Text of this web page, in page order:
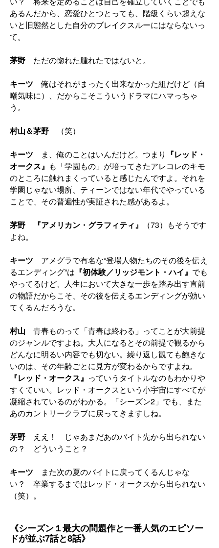
あるんだから、恋愛ひとつとっても、階級くらい超えな
いと旧態然とした自分のブレイクスルーにはならないっ
て。
茅野 ただの惚れた腫れたではないと。
キーツ 俺はそれがまったく出来なかった組だけど（自
嘲気味に）、だからこそこういうドラマにハマっちゃ
う。
村山＆茅野 （笑）
キーツ ま、俺のことはいんだけど。つまり 『レッド・
オークス』 も「学園もの」が培ってきたアレコレのキモ
のところに触れまくっていると感じたんですよ。それを
学園じゃない場所、ティーンではない年代でやっている
ことで、その普遍性が実証された感があるよ。
茅野 『アメリカン・グラフィティ』
（73）もそうです
よね。
キーツ アメグラで有名な“登場人物たちのその後を伝え
るエンディング”は 『初体験／リッジモント・ハイ』 でも
やってるけど、人生において大きな一歩を踏み出す直前
の物語だからこそ、その後を伝えるエンディングが効い
てくるんだろうな。
村山 青春ものって「青春は終わる」ってことが大前提
のジャンルですよね。大人になるとその前提で観るから
どんなに明るい内容でも切ない。繰り返し観ても飽きな
いのは、その年齢ごとに見方が変わるからですよね。
『レッド・オークス』 っていうタイトルなのもわかりや
すくていい。レッド・オークスという小宇宙にすべてが
凝縮されているのがわかる。「シーズン2」でも、また
あのカントリークラブに戻ってきますしね。
茅野 ええ！ じゃあまだあのバイト先から出られない
の？ どういうこと？
キーツ また次の夏のバイトに戻ってくるんじゃな
い？ 卒業するまではレッド・オークスから出られない
（笑）。
《シーズン１最大の問題作と一番人気のエピソー
ドが並ぶ7話と8話》